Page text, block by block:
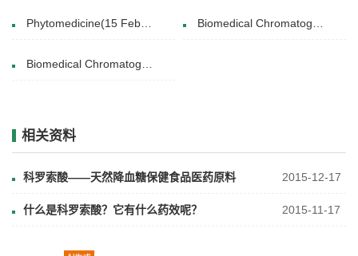
Phytomedicine(15 February 2016) Biomedical Chromatography( 6 DEC 2013)
Biomedical Chromatography(6 DEC 2013)
相关资料
科罗索酸——天然降血糖保健食品医药原料 2015-12-17
什么是科罗索酸？它有什么药效呢？ 2015-11-17